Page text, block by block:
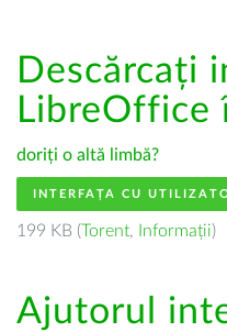
Descărcați
LibreOffice
doriți o altă limbă?
INTERFAȚA CU
199 KB (Torent, Informații)
Ajutorul